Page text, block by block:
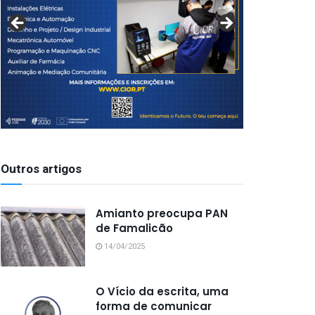
Outros artigos
Amianto preocupa PAN
de Famalicão
14/04/2025
O Vício da escrita, uma
forma de comunicar